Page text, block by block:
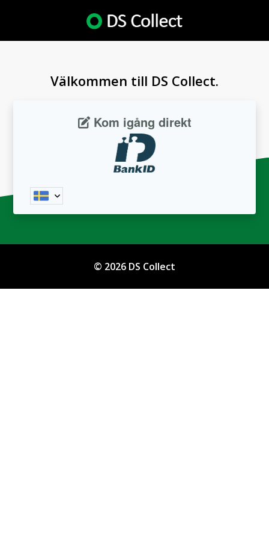
Välkommen till DS Collect.
Kom igång direkt
© 2026 DS Collect